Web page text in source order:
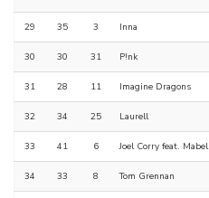
29 35 3 Inna
30 30 31 P!nk
31 28 11 Imagine Dragons
32 34 25 Laurell
33 41 6 Joel Corry feat. Mabel
34 33 8 Tom Grennan